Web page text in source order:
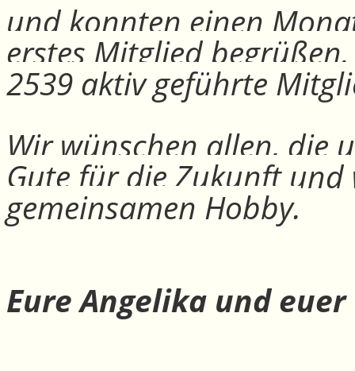
und konnten einen
erstes Mitglied
2539 aktiv geführte
Wir wünschen allen, die
Gute für die Zukunft
gemeinsamen Hobby.
Eure Angelika und